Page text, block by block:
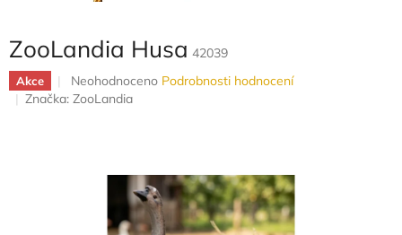
ZooLandia Husa 42039
Akce
Průměrné
hodnocení
hvězdiček.
Neohodnoceno Podrobnosti hodnocení
Značka: ZooLandia